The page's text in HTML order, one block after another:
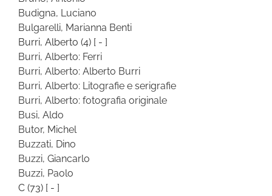
Budigna, Luciano
Bulgarelli, Marianna Benti
Burri, Alberto (4) [ - ]
Burri, Alberto: Ferri
Burri, Alberto: Alberto Burri
Burri, Alberto: Litografie e serigrafie
Burri, Alberto: fotografia originale
Busi, Aldo
Butor, Michel
Buzzati, Dino
Buzzi, Giancarlo
Buzzi, Paolo
C (73) [ - ]